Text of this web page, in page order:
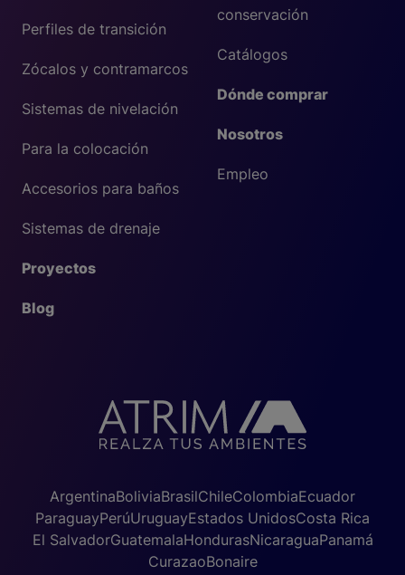
conservación
Catálogos
Dónde comprar
Nosotros
Empleo
Perfiles de transición
Zócalos y contramarcos
Sistemas de nivelación
Para la colocación
Accesorios para baños
Sistemas de drenaje
Proyectos
Blog
ArgentinaBoliviaBrasilChileColombiaEcuador
ParaguayPerúUruguayEstados UnidosCosta Rica
El SalvadorGuatemalaHondurasNicaraguaPanamá
CurazaoBonaire